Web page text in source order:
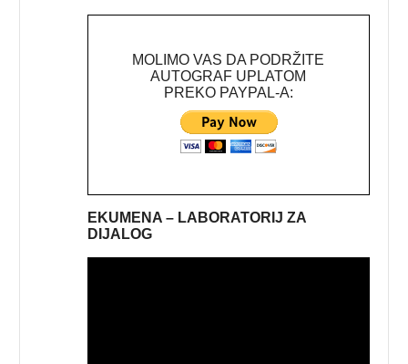
MOLIMO VAS DA PODRŽITE
AUTOGRAF UPLATOM
PREKO PAYPAL-A:
EKUMENA – LABORATORIJ ZA
DIJALOG